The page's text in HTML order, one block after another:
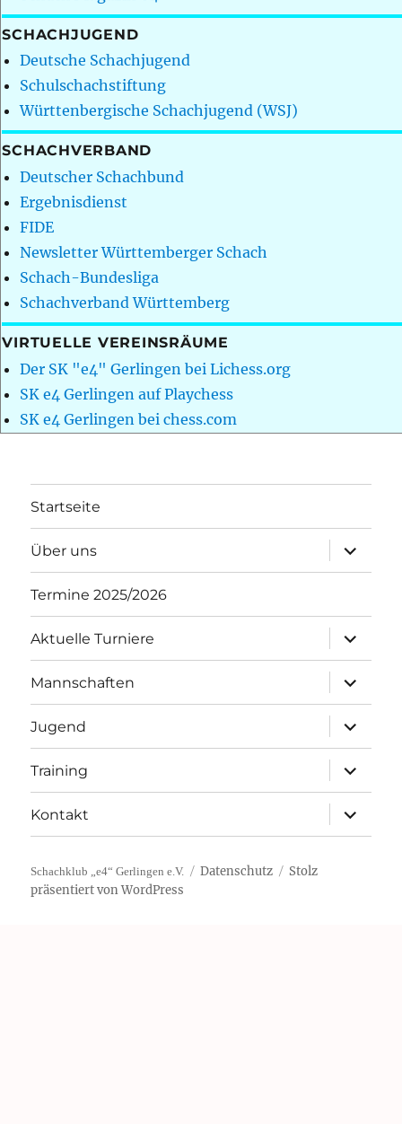
SCHACHJUGEND
Deutsche Schachjugend
Schulschachstiftung
Württenbergische Schachjugend (WSJ)
SCHACHVERBAND
Deutscher Schachbund
Ergebnisdienst
FIDE
Newsletter Württemberger Schach
Schach-Bundesliga
Schachverband Württemberg
VIRTUELLE VEREINSRÄUME
Der SK "e4" Gerlingen bei Lichess.org
SK e4 Gerlingen auf Playchess
SK e4 Gerlingen bei chess.com
Startseite
Über uns
öffnen
Termine 2025/2026
Aktuelle Turniere
öffnen
Mannschaften
öffnen
Jugend
öffnen
Training
öffnen
Kontakt
öffnen
Schachklub „e4“ Gerlingen e.V. Datenschutz
Stolz
präsentiert von WordPress